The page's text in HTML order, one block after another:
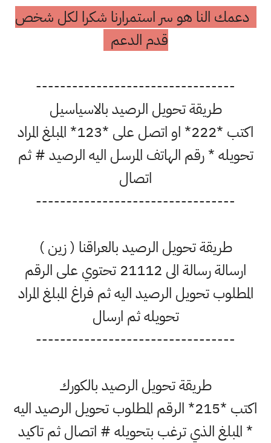
دعمك النا هو سر استمرارنا شكرا لكل شخص
قدم الدعم
---------------------------------
طريقة تحويل الرصيد بالاسياسيل
اكتب *222* او اتصل على *123* المبلغ المراد
تحويله * رقم الهاتف المرسل اليه الرصيد # ثم
اتصال
---------------------------------
طريقة تحويل الرصيد بالعراقنا ( زين )
ارسالة رسالة الى 21112 تحتوي على الرقم
المطلوب تحويل الرصيد اليه ثم فراغ المبلغ المراد
تحويله ثم ارسال
---------------------------------
طريقة تحويل الرصيد بالكورك
اكتب *215* الرقم المطلوب تحويل الرصيد اليه
* المبلغ الذي ترغب بتحويله # اتصال ثم تاكيد